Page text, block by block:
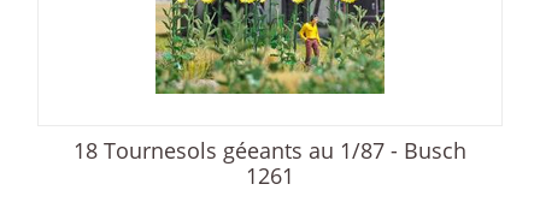
18 Tournesols géeants au 1/87 - Busch
1261